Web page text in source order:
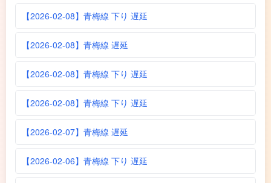
【2026-02-08】青梅線 下り 遅延
【2026-02-08】青梅線 遅延
【2026-02-08】青梅線 下り 遅延
【2026-02-08】青梅線 下り 遅延
【2026-02-07】青梅線 遅延
【2026-02-06】青梅線 下り 遅延